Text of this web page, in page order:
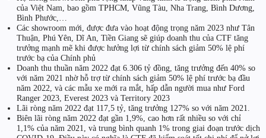
của Việt Nam, bao gồm TPHCM, Vũng Tàu, Nha Trang, Bình Dương,
Bình Phước,…
Các showroom mới, được đưa vào hoạt động trọng năm 2023 như Tân
Thuận, Phú Yên, Dĩ An, Tiền Giang sẽ giúp doanh thu của CTF tăng
trưởng mạnh mẽ khi được hưởng lợi từ chính sách giảm 50% lệ phí
trước bạ của Chính phủ
Doanh thu thuần năm 2022 đạt 6.306 tỷ đồng, tăng trưởng đến 40% so
với năm 2021 nhờ hỗ trợ từ chính sách giảm 50% lệ phí trước bạ đầu
năm 2022, và các mẫu xe mới ra mắt, hấp dẫn người mua như Ford
Ranger 2023, Everest 2023 và Territory 2023
Lãi ròng năm 2022 đạt 117,5 tỷ, tăng trưởng 127% so với năm 2021.
Biên lãi ròng năm 2022 đạt gần 1,9%, cao hơn rất nhiều so với chỉ
1,1% của năm 2021, và trung bình quanh 1% trong giai đoạn trước dịch